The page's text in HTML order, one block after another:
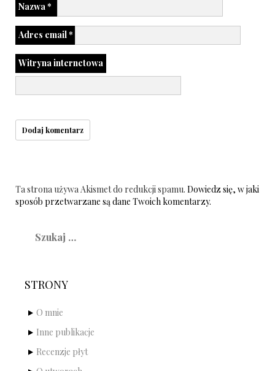
Nazwa*
Adres email*
Witryna internetowa
Ta strona używa Akismet do redukcji spamu. Dowiedz się, w jaki
sposób przetwarzane są dane Twoich komentarzy.
STRONY
O mnie
Inne publikacje
Recenzje płyt